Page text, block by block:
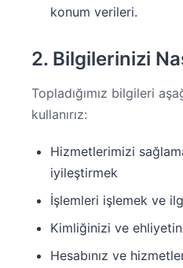
konum verileri.
2. Bilgilerinizi
Topladığımız bilgileri
kullanırız:
Hizmetlerimizi
iyileştirmek
İşlemleri işlemek ve
Kimliğinizi ve
Hesabınız ve